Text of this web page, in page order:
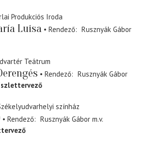
Produkciós Iroda
Luisa Rendező
Rusznyák Gábor
Teátrum
Rendező
Rusznyák Gábor
színház
Rendező Rusznyák Gábor m.v.